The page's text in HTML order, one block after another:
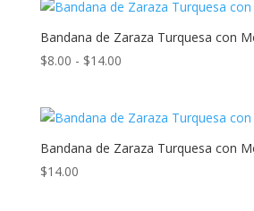
Bandana de Zaraza Turquesa con
$8.00 - $14.00Rango
desde
$8.00
Bandana de Zaraza Turquesa con
$14.00